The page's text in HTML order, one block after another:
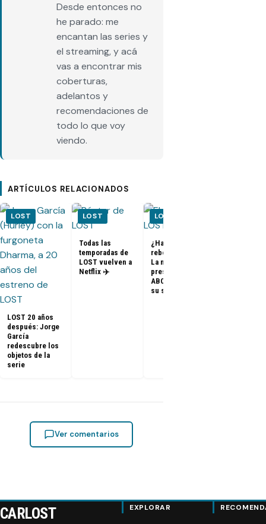
Desde entonces no
he parado: me
encantan las series y
el streaming, y acá
vas a encontrar mis
coberturas,
adelantos y
recomendaciones de
todo lo que voy
viendo.
ARTÍCULOS RELACIONADOS
LOST
LOST 20 años
después: Jorge
García
redescubre los
objetos de la
serie
LOST
Todas las
temporadas de
LOST vuelven a
Netflix ✈️
LOST
¿Habrá un
reboot de Lost?
La nueva
presidenta de
ABC dice que es
su sueño
Ver comentarios
CARLOST EXPLORAR